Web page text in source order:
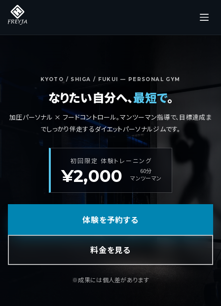
テ
KYOTO / SHIGA / FUKUI — PERSONAL GYM
なりたい自分へ、最短で。
加圧パーソナル × フードコントロール。マンツーマン指導で、目標達成ま
でしっかり伴走するダイエットパーソナルジムです。
初回限定 体験トレーニング
¥2,000
60分
マンツーマン
体験を予約する
料金を見る
※成果には個人差があります